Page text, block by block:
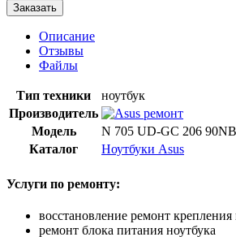
Заказать
Описание
Отзывы
Файлы
Тип техники
ноутбук
Производитель
Модель
N 705 UD-GC 206
Каталог
Ноутбуки Asus
Услуги по ремонту:
восстановление ремонт
ремонт блока питания ноутбука